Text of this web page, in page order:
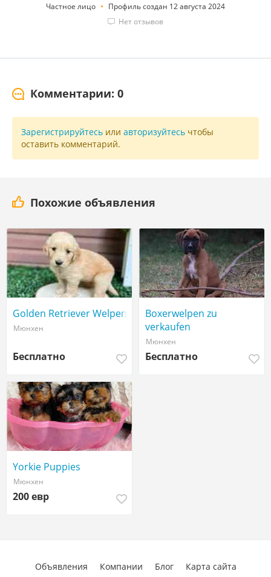
Частное лицо
Профиль создан 12 августа 2024
Нет отзывов
Комментарии: 0
Зарегистрируйтесь или авторизуйтесь чтобы
оставить комментарий.
Похожие объявления
Golden Retriever Welpen
Мюнхен
Бесплатно
Boxerwelpen zu
verkaufen
Мюнхен
Бесплатно
Yorkie Puppies
Мюнхен
200 евр
Объявления Компании Блог Карта сайта